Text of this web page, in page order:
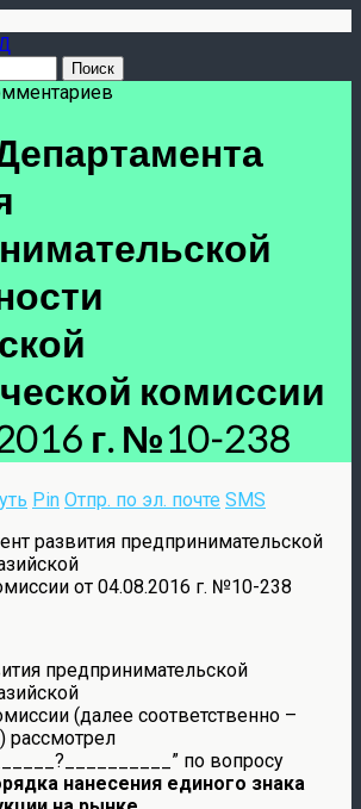
комиссии
г. №10-238
Pin Отпр. по эл. почте SMS
развития предпринимательской
от 04.08.2016 г. №10-238
предпринимательской
(далее соответственно –
рассмотрел
по вопросу
нанесения единого знака